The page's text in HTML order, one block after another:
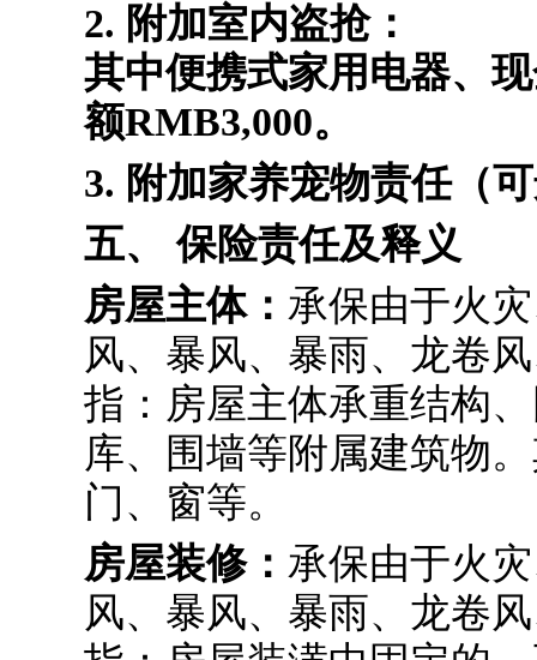
2. 附加室内盗抢：
其中便携式家用电器、
额RMB3,000。
3. 附加家养宠物责任（
五、 保险责任及释义
房屋主体： 承保由于火
风、暴风、暴雨、龙卷
指：房屋主体承重结构
库、围墙等附属建筑物
门、窗等。
房屋装修： 承保由于火
风、暴风、暴雨、龙卷